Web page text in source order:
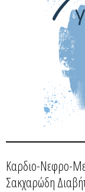
Καρδιο-Νεφρο-
Σακχαρώδη